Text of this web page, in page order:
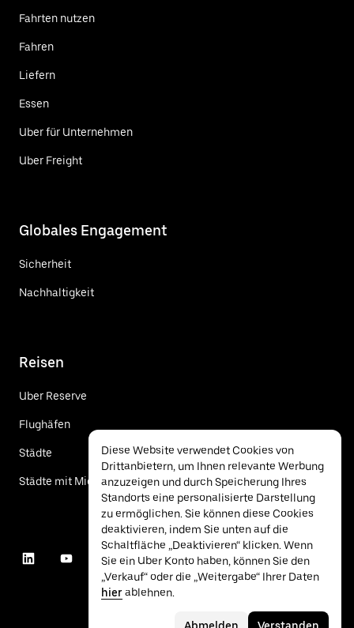
Fahrten nutzen
Fahren
Liefern
Essen
Uber für Unternehmen
Uber Freight
Globales Engagement
Sicherheit
Nachhaltigkeit
Reisen
Uber Reserve
Flughäfen
Städte
Städte mit Mietwagen
Diese Website verwendet Cookies von
Drittanbietern, um Ihnen relevante Werbung
anzuzeigen und durch Speicherung Ihres
Standorts eine personalisierte Darstellung
zu ermöglichen. Sie können diese Cookies
deaktivieren, indem Sie unten auf die
Schaltfläche „Deaktivieren“ klicken. Wenn
Sie ein Uber Konto haben, können Sie den
„Verkauf“ oder die „Weitergabe“ Ihrer Daten
hierablehnen.